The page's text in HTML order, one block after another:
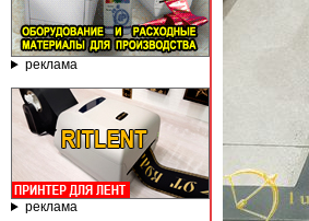
реклама
реклама